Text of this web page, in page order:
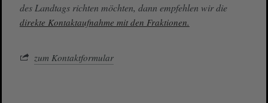
des Landtags richten möchten, dann empfehlen wir die
direkte Kontaktaufnahme mit den Fraktionen.
zum Kontaktformular